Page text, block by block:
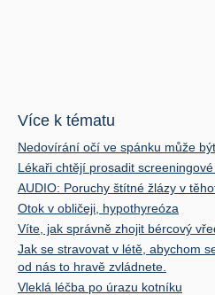
Více k tématu
Nedovírání očí ve spánku může
Lékaři chtějí prosadit
AUDIO: Poruchy štítné žlázy v
Otok v obličeji, hypothyreóza
Víte, jak správně zhojit bércový
Jak se stravovat v létě, abychom
od nás to hravě zvládnete.
Vleklá léčba po úrazu kotníku